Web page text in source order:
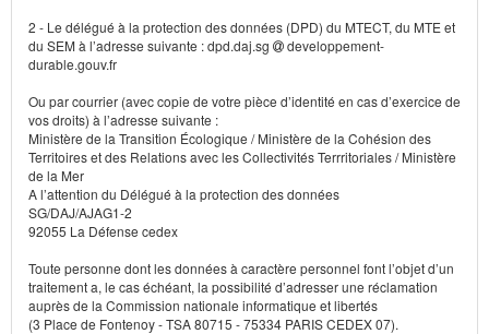
2 - Le délégué à la protection des données (DPD) du MTECT, du MTE et
du SEM à l’adresse suivante : dpd.daj.sg
developpement-
durable.gouv.fr
Ou par courrier (avec copie de votre pièce d’identité en cas d’exercice de
vos droits) à l’adresse suivante :
Ministère de la Transition Écologique / Ministère de la Cohésion des
Territoires et des Relations avec les Collectivités Terrritoriales / Ministère
de la Mer
A l’attention du Délégué à la protection des données
SG/DAJ/AJAG1-2
92055 La Défense cedex
Toute personne dont les données à caractère personnel font l’objet d’un
traitement a, le cas échéant, la possibilité d’adresser une réclamation
auprès de la Commission nationale informatique et libertés
(3 Place de Fontenoy - TSA 80715 - 75334 PARIS CEDEX 07).